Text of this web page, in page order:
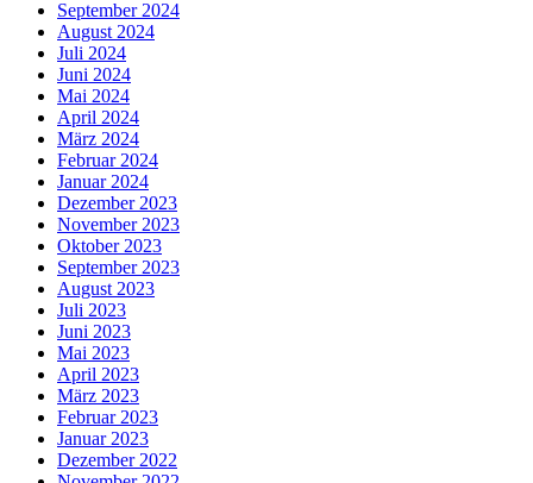
September 2024
August 2024
Juli 2024
Juni 2024
Mai 2024
April 2024
März 2024
Februar 2024
Januar 2024
Dezember 2023
November 2023
Oktober 2023
September 2023
August 2023
Juli 2023
Juni 2023
Mai 2023
April 2023
März 2023
Februar 2023
Januar 2023
Dezember 2022